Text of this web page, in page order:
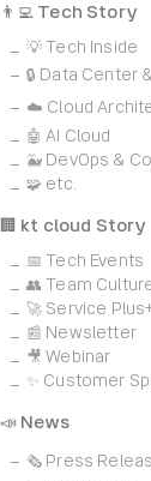
👨‍💻 Tech Story
💡 Tech Inside
🔒 Data Center
☁️ Cloud
🤖 AI Cloud
🐳 DevOps &
🧩 etc.
🏢 kt cloud Story
📅 Tech Events
👥 Team
🚀 Service
📰 Newsletter
🎥 Webinar
✨ Customer
📣 News
🗞️ Press